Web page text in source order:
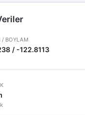
/ BOYLAM
/ -122.8113